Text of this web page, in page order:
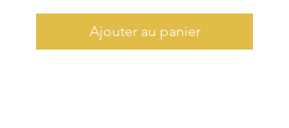
Ajouter au panier